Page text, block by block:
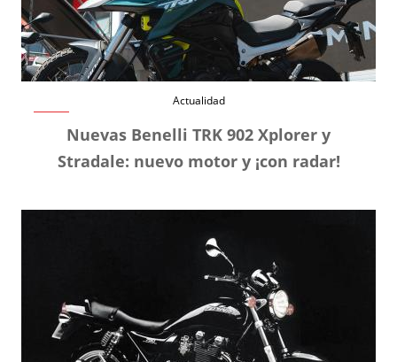
Actualidad
Nuevas Benelli TRK 902 Xplorer y
Stradale: nuevo motor y ¡con radar!